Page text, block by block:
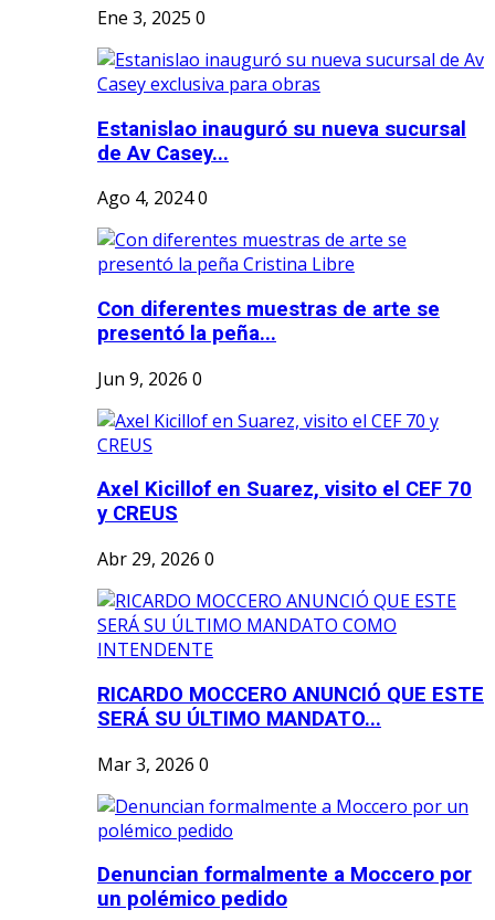
Ene 3, 2025 0
Estanislao inauguró su nueva sucursal
de Av Casey...
Ago 4, 20240
Con diferentes muestras de arte se
presentó la peña...
Jun 9, 2026 0
Axel Kicillof en Suarez, visito el CEF 70
y CREUS
Abr 29, 2026 0
RICARDO MOCCERO ANUNCIÓ QUE ESTE
SERÁ SU ÚLTIMO MANDATO...
Mar 3, 2026 0
Denuncian formalmente a Moccero por
un polémico pedido